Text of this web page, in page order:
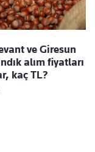
ve Giresun
alım fiyatları
kaç TL?